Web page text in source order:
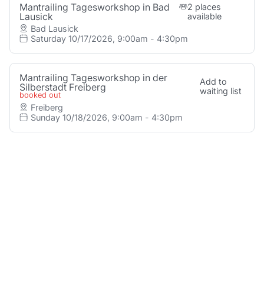
Mantrailing Tagesworkshop in Bad
Lausick
2 places
available
Bad Lausick
Saturday 10/17/2026, 9:00am - 4:30pm
Mantrailing Tagesworkshop in der
Silberstadt Freiberg
booked out
Add to
waiting list
Freiberg
Sunday 10/18/2026, 9:00am - 4:30pm